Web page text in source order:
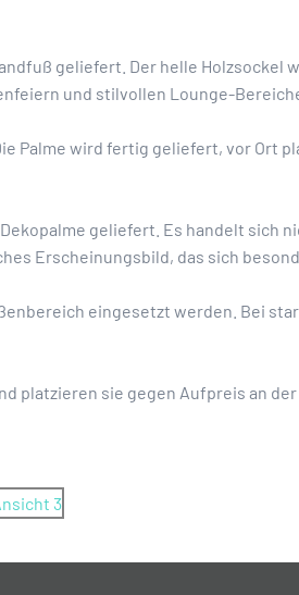
geliefert. Der helle Holzsockel
und stilvollen Lounge-
Palme wird fertig geliefert, vor Ort
geliefert. Es handelt sich
Erscheinungsbild, das sich
eingesetzt werden. Bei
platzieren sie gegen Aufpreis an